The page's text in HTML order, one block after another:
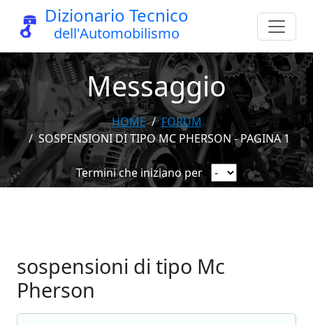
Dizionario Tecnico
dell'Automobilismo
Messaggio
HOME
FORUM
SOSPENSIONI DI TIPO MC PHERSON - PAGINA 1
Termini che iniziano per
sospensioni di tipo Mc
Pherson